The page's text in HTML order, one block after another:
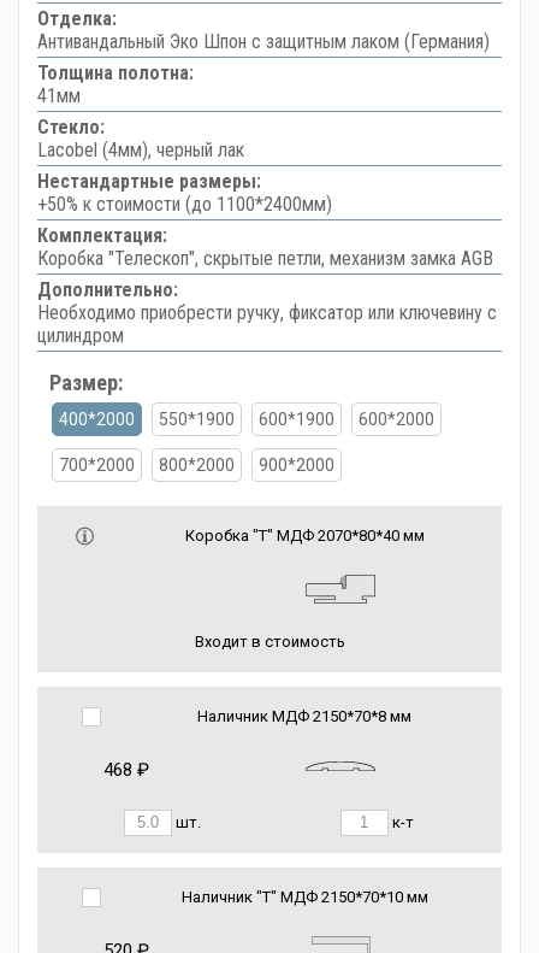
Отделка:
Антивандальный Эко Шпон с защитным лаком (Германия)
Толщина полотна:
41мм
Стекло:
Lacobel (4мм), черный лак
Нестандартные размеры:
+50% к стоимости (до 1100*2400мм)
Комплектация:
Коробка "Телескоп", скрытые петли, механизм замка AGB
Дополнительно:
Необходимо приобрести ручку, фиксатор или ключевину с
цилиндром
Размер:
400*2000 550*1900 600*1900 600*2000
700*2000 800*2000 900*2000
Коробка "Т" МДФ 2070*80*40 мм
Входит в стоимость
Наличник МДФ 2150*70*8 мм
468 ₽
шт. к-т
Наличник "Т" МДФ 2150*70*10 мм